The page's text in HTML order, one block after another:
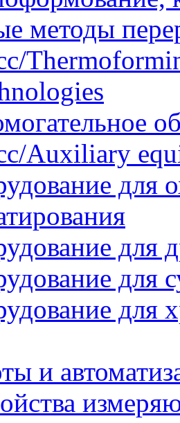
методы
Auxiliary
для
для
для
для
и